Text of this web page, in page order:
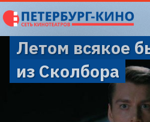
Летом всякое
из Сколбора